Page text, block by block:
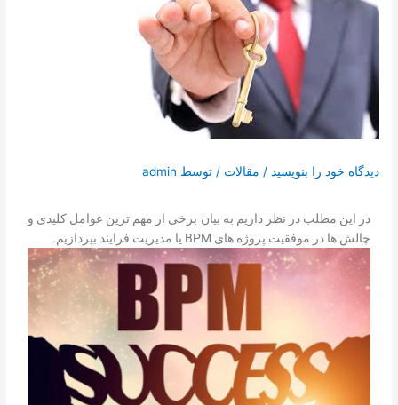
خدمات و پشتیبانی
دعوت به همکاری
تماس با ما
درخواست دمو
دیدگاه‌ خود را بنویسید / مقالات / توسط admin
در این مطلب در نظر داریم به بیان برخی از مهم ترین عوامل کلیدی و
چالش ها در موفقیت پروژه های BPM یا مدیریت فرایند بپردازیم.